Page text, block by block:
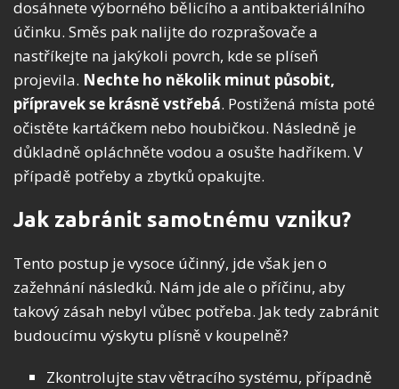
dosáhnete výborného bělicího a antibakteriálního
účinku. Směs pak nalijte do rozprašovače a
nastříkejte na jakýkoli povrch, kde se plíseň
projevila. Nechte ho několik minut působit,
přípravek se krásně vstřebá. Postižená místa poté
očistěte kartáčkem nebo houbičkou. Následně je
důkladně opláchněte vodou a osušte hadříkem. V
případě potřeby a zbytků opakujte.
Jak zabránit samotnému vzniku?
Tento postup je vysoce účinný, jde však jen o
zažehnání následků. Nám jde ale o příčinu, aby
takový zásah nebyl vůbec potřeba. Jak tedy zabránit
budoucímu výskytu plísně v koupelně?
Zkontrolujte stav větracího systému, případně